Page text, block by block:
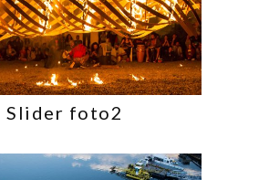
Slider foto2